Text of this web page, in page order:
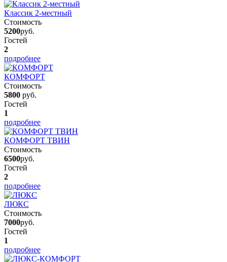
Классик 2-местный
Стоимость
5200руб.
Гостей
2
подробнее
КОМФОРТ
Стоимость
5800 руб.
Гостей
1
подробнее
КОМФОРТ ТВИН
Стоимость
6500руб.
Гостей
2
подробнее
ЛЮКС
Стоимость
7000руб.
Гостей
1
подробнее